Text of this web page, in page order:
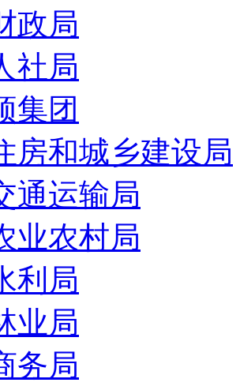
政局
社局
集团
房和城乡建设局
通运输局
业农村局
利局
业局
务局